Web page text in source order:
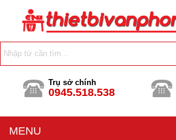
Trụ sở chính
0945.518.538
MENU